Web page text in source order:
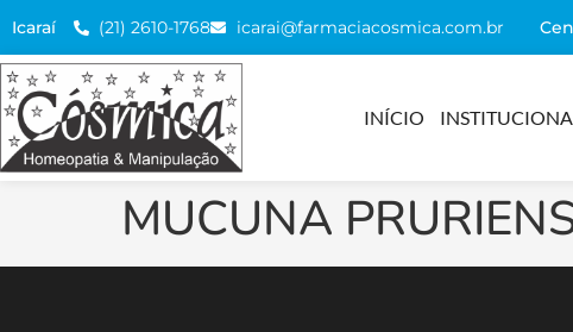
Icaraí (21) 2610-1768 icarai@farmaciacosmica.com.br
INÍCIO
MUCUNA